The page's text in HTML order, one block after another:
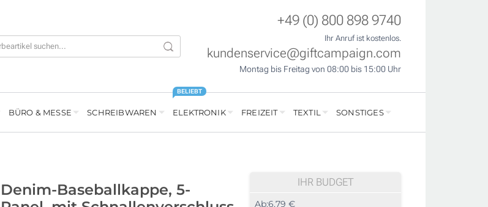
+49 (0) 800 898 9740
Ihr Anruf ist kostenlos.
kundenservice@giftcampaign.com
Montag bis Freitag von 08:00 bis 15:00 Uhr
BÜRO & MESSE SCHREIBWAREN ELEKTRONIK
BELIEBT
FREIZEIT TEXTIL SONSTIGES
Denim-Baseballkappe, 5-
IHR BUDGET
Ab:6,79 €